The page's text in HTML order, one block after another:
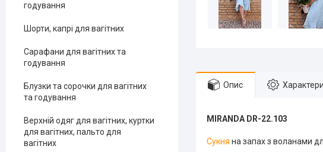
Опис
MIRANDA DR-22.103
Сукня на запах з воланами
годування
Шорти, капрі для вагітних
Сарафани для вагітних та
годування
Блузки та сорочки для вагітних
та годування
Верхній одяг для вагітних, куртки
для вагітних, пальто для
вагітних